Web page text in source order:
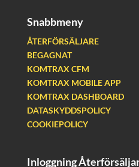
Snabbmeny
ÅTERFÖRSÄLJARE
BEGAGNAT
KOMTRAX CFM
KOMTRAX MOBILE APP
KOMTRAX DASHBOARD
DATASKYDDSPOLICY
COOKIEPOLICY
Inloggning